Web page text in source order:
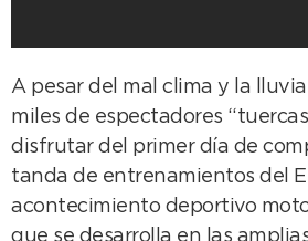
A pesar del mal clima y la
miles de espectadores
disfrutar del primer día de
tanda de entrenamientos del
acontecimiento deportivo
que se desarrolla en las